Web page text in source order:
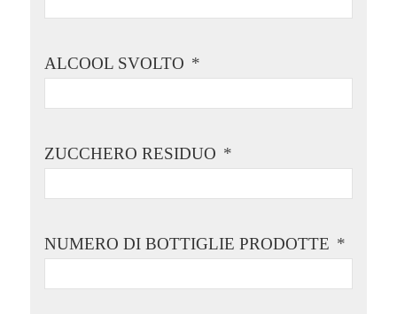
ALCOOL SVOLTO *
ZUCCHERO RESIDUO *
NUMERO DI BOTTIGLIE PRODOTTE *